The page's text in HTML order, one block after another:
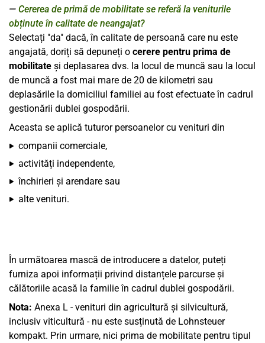
Cererea de primă de mobilitate se referă la veniturile
obținute în calitate de neangajat?
Selectați "da" dacă, în calitate de persoană care nu este
angajată, doriți să depuneți o cerere pentru prima de
mobilitate și deplasarea dvs. la locul de muncă sau la locul
de muncă a fost mai mare de 20 de kilometri sau
deplasările la domiciliul familiei au fost efectuate în cadrul
gestionării dublei gospodării.
Aceasta se aplică tuturor persoanelor cu venituri din
companii comerciale,
activități independente,
închirieri și arendare sau
alte venituri.
În următoarea mască de introducere a datelor, puteți
furniza apoi informații privind distanțele parcurse și
călătoriile acasă la familie în cadrul dublei gospodării.
Nota: Anexa L - venituri din agricultură și silvicultură,
inclusiv viticultură - nu este susținută de Lohnsteuer
kompakt. Prin urmare, nici prima de mobilitate pentru tipul